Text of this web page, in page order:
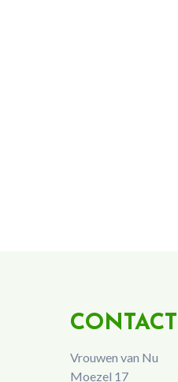
CONTACT
Vrouwen van Nu
Moezel 17